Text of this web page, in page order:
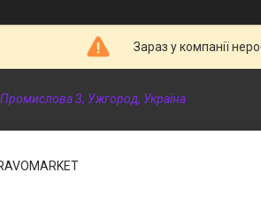
Зараз у компанії
3, Ужгород, Україна